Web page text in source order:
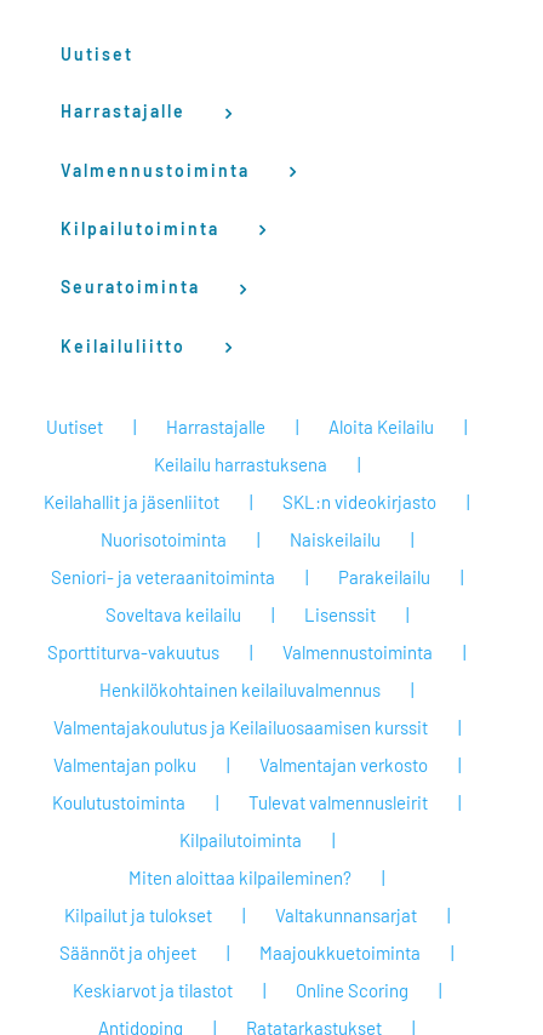
Uutiset
Harrastajalle
Valmennustoiminta
Kilpailutoiminta
Seuratoiminta
Keilailuliitto
Uutiset Harrastajalle
Aloita Keilailu
Keilailu harrastuksena
Keilahallit ja jäsenliitot
SKL:n videokirjasto
Nuorisotoiminta
Naiskeilailu
Seniori- ja veteraanitoiminta
Parakeilailu
Soveltava keilailu
Lisenssit
Sporttiturva-vakuutus
Valmennustoiminta
Henkilökohtainen keilailuvalmennus
Valmentajakoulutus ja Keilailuosaamisen kurssit
Valmentajan polku
Valmentajan verkosto
Koulutustoiminta
Tulevat valmennusleirit
Kilpailutoiminta
Miten aloittaa kilpaileminen?
Kilpailut ja tulokset
Valtakunnansarjat
Säännöt ja ohjeet
Maajoukkuetoiminta
Keskiarvot ja tilastot
Online Scoring
Antidoping
Ratatarkastukset